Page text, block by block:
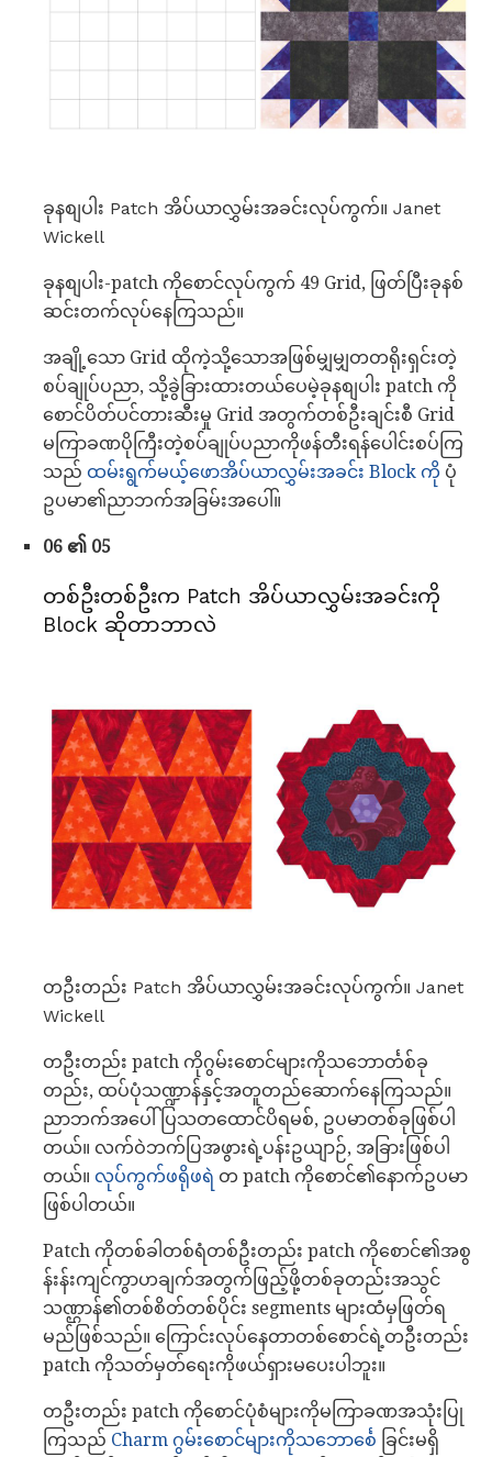
ခုနစျပါး Patch အိပ်ယာလွှမ်းအခင်းလုပ်ကွက်။ Janet
Wickell
ခုနစျပါး-patch ကိုစောင်လုပ်ကွက် 49 Grid, ဖြတ်ပြီးခုနစ်
ဆင်းတက်လုပ်နေကြသည်။
အချို့သော Grid ထိုကဲ့သို့သောအဖြစ်မျှမျှတတရိုးရှင်းတဲ့
စပ်ချုပ်ပညာ, သို့ခွဲခြားထားတယ်ပေမဲ့ခုနစျပါး patch ကို
စောင်ပိတ်ပင်တားဆီးမှု Grid အတွက်တစ်ဦးချင်းစီ Grid
မကြာခဏပိုကြီးတဲ့စပ်ချုပ်ပညာကိုဖန်တီးရန်ပေါင်းစပ်ကြ
သည် ထမ်းရွက်မယ့်ဖောအိပ်ယာလွှမ်းအခင်း Block ကို ပုံ
ဥပမာ၏ညာဘက်အခြမ်းအပေါ်။
06 ၏ 05
တစ်ဦးတစ်ဦးက Patch အိပ်ယာလွှမ်းအခင်းကို
Block ဆိုတာဘာလဲ
တဦးတည်း Patch အိပ်ယာလွှမ်းအခင်းလုပ်ကွက်။ Janet
Wickell
တဦးတည်း patch ကိုဂွမ်းစောင်များကိုသဘောင်္တစ်ခု
တည်း, ထပ်ပုံသဏ္ဍာန်နှင့်အတူတည်ဆောက်နေကြသည်။
ညာဘက်အပေါ်ပြသတထောင်ပိရမစ်, ဥပမာတစ်ခုဖြစ်ပါ
တယ်။ လက်ဝဲဘက်ပြအဖွားရဲ့ပန်းဥယျာဉ်, အခြားဖြစ်ပါ
တယ်။ လုပ်ကွက်ဖရိုဖရဲ တ patch ကိုစောင်၏နောက်ဥပမာ
ဖြစ်ပါတယ်။
Patch ကိုတစ်ခါတစ်ရံတစ်ဦးတည်း patch ကိုစောင်၏အစွ
န်းန်းကျင်ကွာဟချက်အတွက်ဖြည့်ဖို့တစ်ခုတည်းအသွင်
သဏ္ဌာန်၏တစ်စိတ်တစ်ပိုင်း segments များထံမှဖြတ်ရ
မည်ဖြစ်သည်။ ကြောင်းလုပ်နေတာတစ်စောင်ရဲ့တဦးတည်း
patch ကိုသတ်မှတ်ရေးကိုဖယ်ရှားမပေးပါဘူး။
တဦးတည်း patch ကိုစောင်ပုံစံများကိုမကြာခဏအသုံးပြု
ကြသည် Charm ဂွမ်းစောင်များကိုသဘောင်္စေ ခြင်းမရှိ